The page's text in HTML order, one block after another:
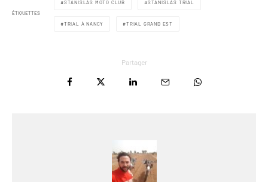
ÉTIQUETTES
STANISLAS MOTO CLUB STANISLAS TRIAL
TRIAL À NANCY TRIAL GRAND EST
Partager